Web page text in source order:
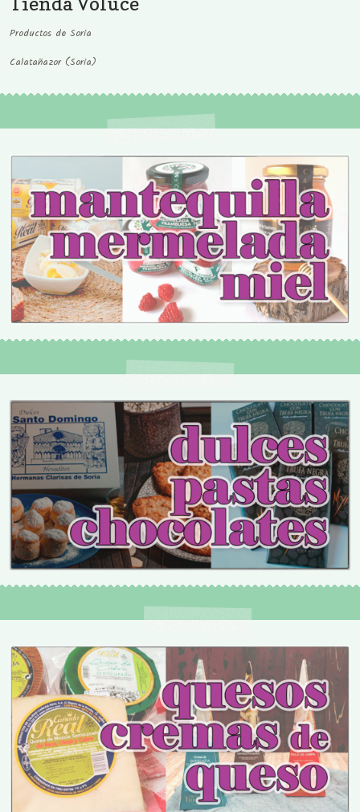
Productos de Soria
Calatañazor (Soria)